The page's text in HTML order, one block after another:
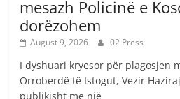
mesazh Policinë e
dorëzohem
August 9, 2026 02 Press
I dyshuari kryesor për plagosjen
Orroberdë të Istogut, Vezir
publikisht me një